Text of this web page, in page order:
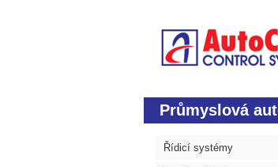
Průmyslová
Řídicí systémy